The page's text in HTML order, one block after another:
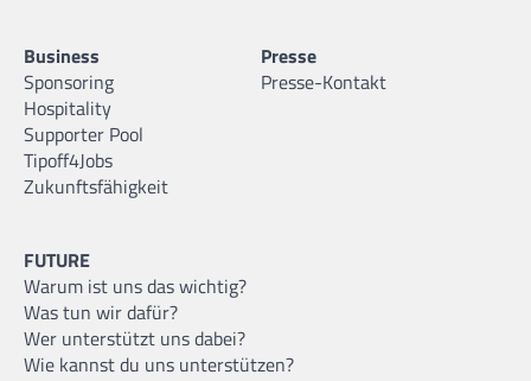
Business
Sponsoring
Hospitality
Supporter Pool
Tipoff4Jobs
Zukunftsfähigkeit
Presse
Presse-Kontakt
FUTURE
Warum ist uns das wichtig?
Was tun wir dafür?
Wer unterstützt uns dabei?
Wie kannst du uns unterstützen?